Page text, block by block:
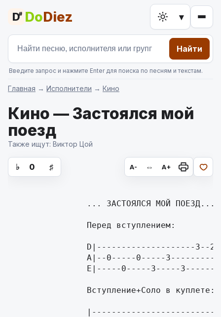
D# DoDiez ▾
Найти
Введите запрос и нажмите Enter для поиска по песням и текстам.
Главная → Исполнители → Кино
Кино — Застоялся мой
поезд
аккорды для гитары, текст песни
Также ищут: Виктор Цой
♭ 0 ♯ A- ⇔ A+
                ... ЗАСТОЯЛСЯ МОЙ ПОЕЗД...
                Перед вступлением:
D|--------------------3--
A|--0-----0-----
E|-----0-----3-----
                Вступление+Соло в куплете: